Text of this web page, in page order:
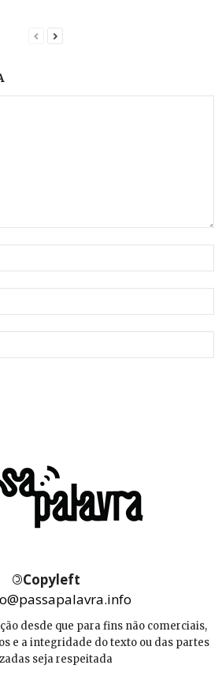
©Copyleft
desde que para fins não comerciais,
e a integridade do texto ou das partes
seja respeitada